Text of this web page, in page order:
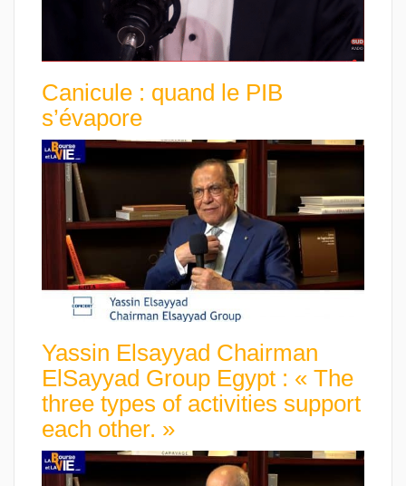
Canicule : quand le PIB
s’évapore
Yassin Elsayyad Chairman
ElSayyad Group Egypt : « The
three types of activities support
each other. »